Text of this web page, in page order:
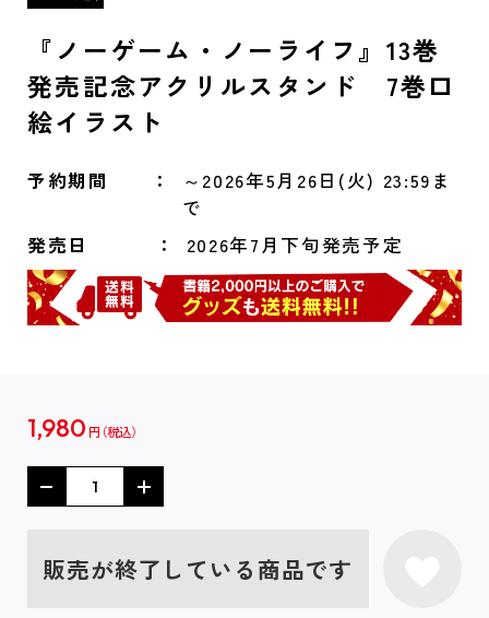
『ノーゲーム・ノーライフ』13巻
発売記念アクリルスタンド 7巻口
絵イラスト
予約期間
～2026年5月26日(火) 23:59ま
で
発売日
2026年7月下旬発売予定
1,980 円
販売が終了している商品です